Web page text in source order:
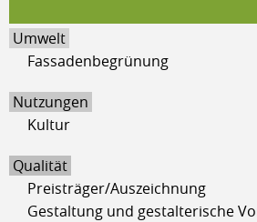
Umwelt
Fassadenbegrünung
Nutzungen
Kultur
Qualität
Preisträger/Auszeichnung
Gestaltung und gestalterische